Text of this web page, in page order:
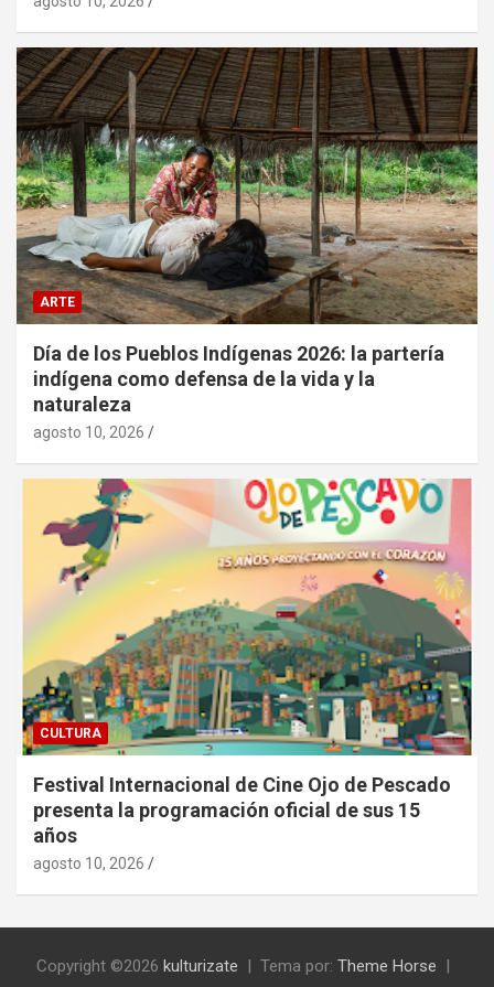
ARTE
Día de los Pueblos Indígenas 2026: la partería
indígena como defensa de la vida y la
naturaleza
agosto 10, 2026
CULTURA
Festival Internacional de Cine Ojo de Pescado
presenta la programación oficial de sus 15
años
agosto 10, 2026
Copyright ©2026 kulturizate Tema por: Theme Horse